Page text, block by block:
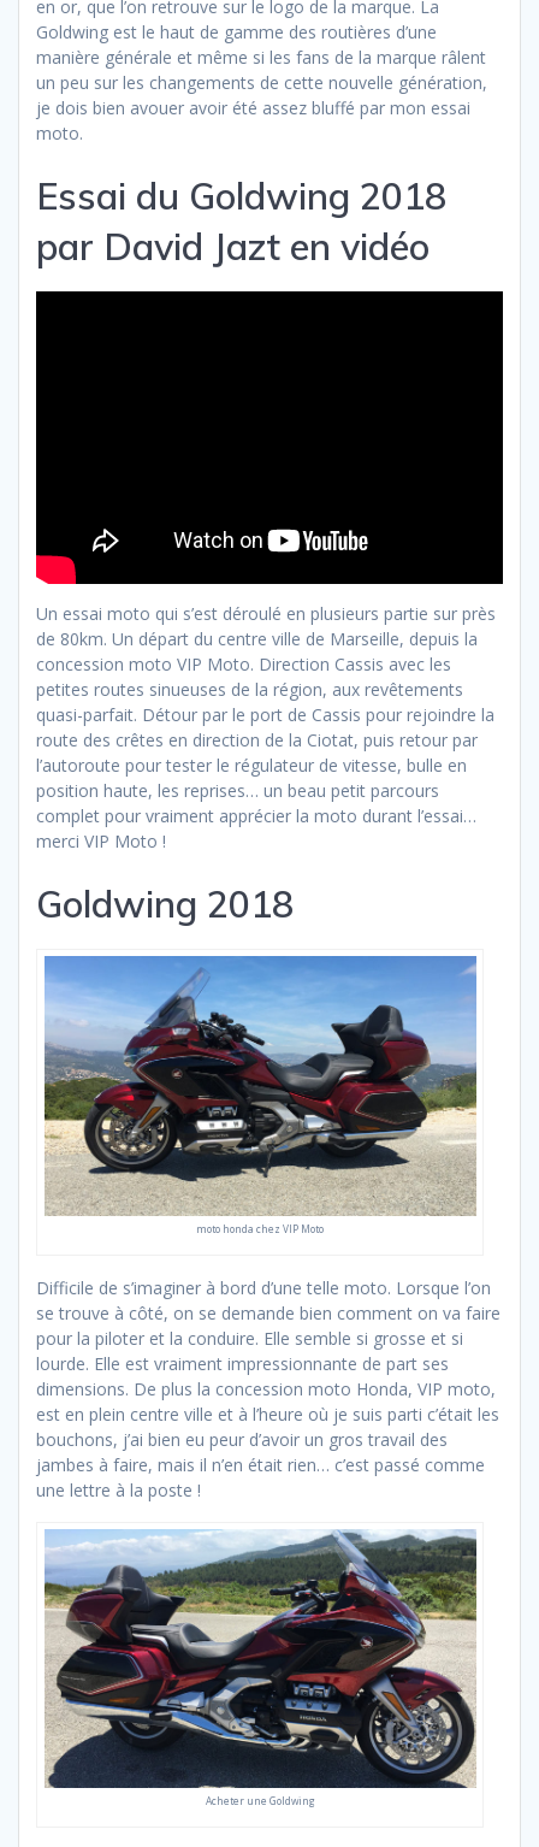
en or, que l’on retrouve sur le logo de la marque. La
Goldwing est le haut de gamme des routières d’une
manière générale et même si les fans de la marque râlent
un peu sur les changements de cette nouvelle génération,
je dois bien avouer avoir été assez bluffé par mon essai
moto.
Essai du Goldwing 2018
par David Jazt en vidéo
Un essai moto qui s’est déroulé en plusieurs partie sur près
de 80km. Un départ du centre ville de Marseille, depuis la
concession moto VIP Moto. Direction Cassis avec les
petites routes sinueuses de la région, aux revêtements
quasi-parfait. Détour par le port de Cassis pour rejoindre la
route des crêtes en direction de la Ciotat, puis retour par
l’autoroute pour tester le régulateur de vitesse, bulle en
position haute, les reprises… un beau petit parcours
complet pour vraiment apprécier la moto durant l’essai…
merci VIP Moto !
Goldwing 2018
moto honda chez VIP Moto
Difficile de s’imaginer à bord d’une telle moto. Lorsque l’on
se trouve à côté, on se demande bien comment on va faire
pour la piloter et la conduire. Elle semble si grosse et si
lourde. Elle est vraiment impressionnante de part ses
dimensions. De plus la concession moto Honda, VIP moto,
est en plein centre ville et à l’heure où je suis parti c’était les
bouchons, j’ai bien eu peur d’avoir un gros travail des
jambes à faire, mais il n’en était rien… c’est passé comme
une lettre à la poste !
Acheter une Goldwing